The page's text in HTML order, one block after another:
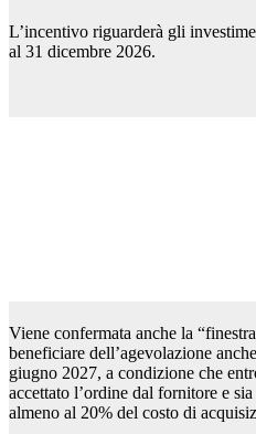
L’incentivo riguarderà gli
al 31 dicembre 2026.
Viene confermata anche la
beneficiare dell’agevolazione
giugno 2027, a condizione che
accettato l’ordine dal fornitore e
almeno al 20% del costo di